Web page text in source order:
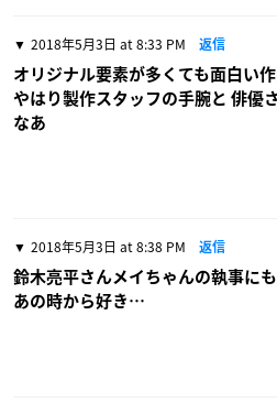
2018年5月3日 at 8:33 PM 返信
オリジナル要素が多くても面白い
やはり製作スタッフの手腕と 俳優
なあ
2018年5月3日 at 8:38 PM 返信
鈴木亮平さんメイちゃんの執事に
あの時から好き…